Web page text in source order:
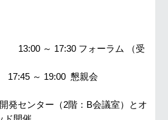
13:00 ～ 17:30 フォーラム （受
17:45 ～ 19:00 懇親会
発センター（2階：B会議室）とオ